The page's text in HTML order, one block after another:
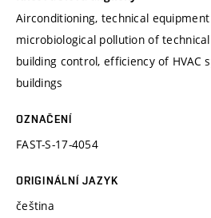
Airconditioning, technical
microbiological pollution of
building control, efficiency of HVAC
buildings
OZNAČENÍ
FAST-S-17-4054
ORIGINÁLNÍ JAZYK
čeština